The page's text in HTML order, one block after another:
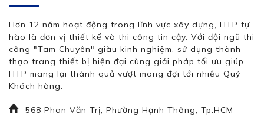
Hơn 12 năm hoạt động trong lĩnh vực xây dựng, HTP tự
hào là đơn vị thiết kế và thi công tin cậy. Với đội ngũ thi
công "Tam Chuyên" giàu kinh nghiệm, sử dụng thành
thạo trang thiết bị hiện đại cùng giải pháp tối ưu giúp
HTP mang lại thành quả vượt mong đợi tới nhiều Quý
Khách hàng.
568 Phan Văn Trị, Phường Hạnh Thông, Tp.HCM